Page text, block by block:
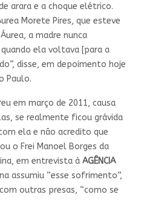
arara e a choque elétrico.
Morete Pires, que esteve
a madre nunca
ela voltava [para a
disse, em depoimento hoje
Paulo.
em março de 2011, causa
se realmente ficou grávida
ela e não acredito que
o Frei Manoel Borges da
em entrevista à AGÊNCIA
assumiu “esse sofrimento”,
outras presas, “como se